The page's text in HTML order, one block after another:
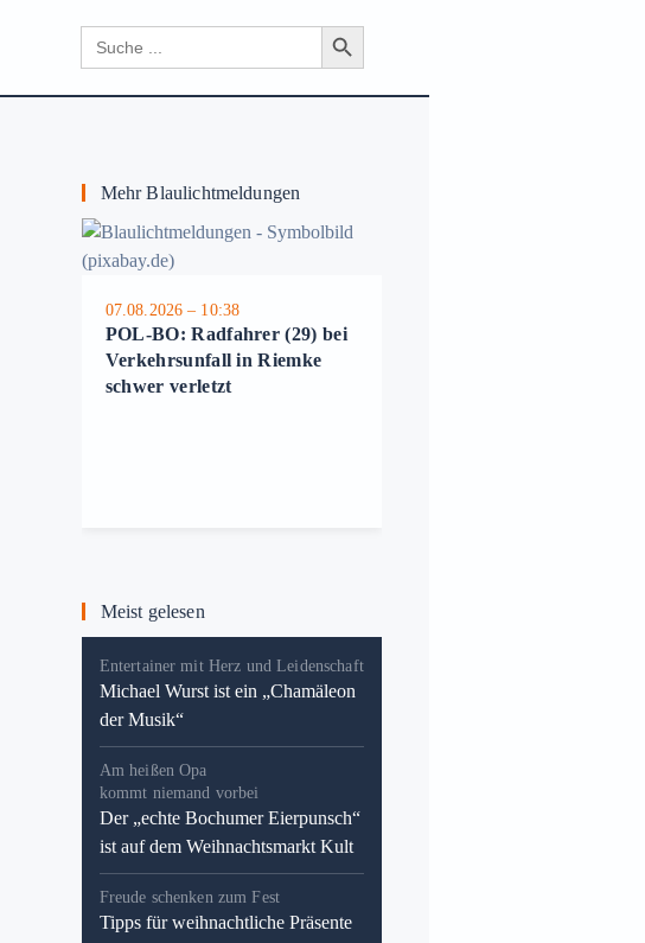
Search
for:
Search Button
Mehr Blaulichtmeldungen
07.08.2026 – 10:38
POL-BO: Radfahrer (29) bei
Verkehrsunfall in Riemke
schwer verletzt
Meist gelesen
Entertainer mit Herz und Leidenschaft
Michael Wurst ist ein „Chamäleon
der Musik“
Am heißen Opa
kommt niemand vorbei
Der „echte Bochumer Eierpunsch“
ist auf dem Weihnachtsmarkt Kult
Freude schenken zum Fest
Tipps für weihnachtliche Präsente